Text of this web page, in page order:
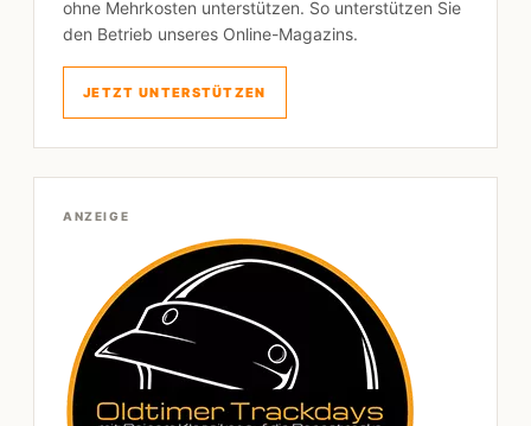
ohne Mehrkosten unterstützen. So unterstützen Sie
den Betrieb unseres Online-Magazins.
JETZT UNTERSTÜTZEN
ANZEIGE